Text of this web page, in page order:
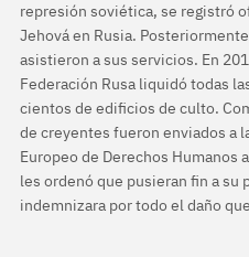
represión soviética, se registró
Jehová en Rusia.
asistieron a sus servicios. En
Federación Rusa liquidó todas
cientos de edificios de culto.
de creyentes fueron enviados a
Europeo de Derechos Humanos
les ordenó que pusieran fin a su
indemnizara por todo el daño